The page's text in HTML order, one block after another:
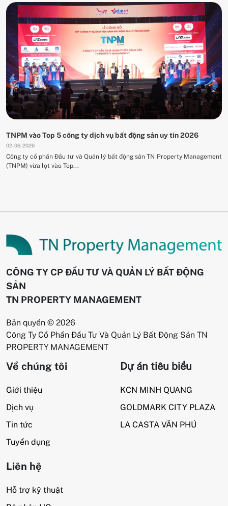
TNPM vào Top 5 công ty dịch vụ bất động sản uy tín 2026
02-06-2026
Công ty cổ phần Đầu tư và Quản lý bất động sản TN Property Management
(TNPM) vừa lọt vào Top...
CÔNG TY CP ĐẦU TƯ VÀ QUẢN LÝ BẤT ĐỘNG
SẢN
TN PROPERTY MANAGEMENT
Bản quyền © 2026
Công Ty Cổ Phần Đầu Tư Và Quản Lý Bất Động Sản TN
PROPERTY MANAGEMENT
Về chúng tôi
Giới thiệu
Dịch vụ
Tin tức
Tuyển dụng
Dự án tiêu biểu
KCN MINH QUANG
GOLDMARK CITY PLAZA
LA CASTA VĂN PHÚ
Liên hệ
Hỗ trợ kỹ thuật